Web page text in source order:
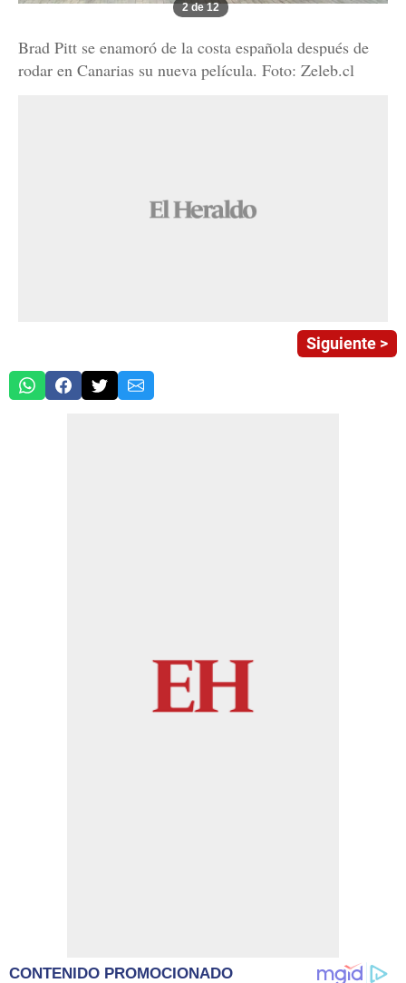
2 de 12
Brad Pitt se enamoró de la costa española después de
rodar en Canarias su nueva película. Foto: Zeleb.cl
Siguiente >
CONTENIDO PROMOCIONADO